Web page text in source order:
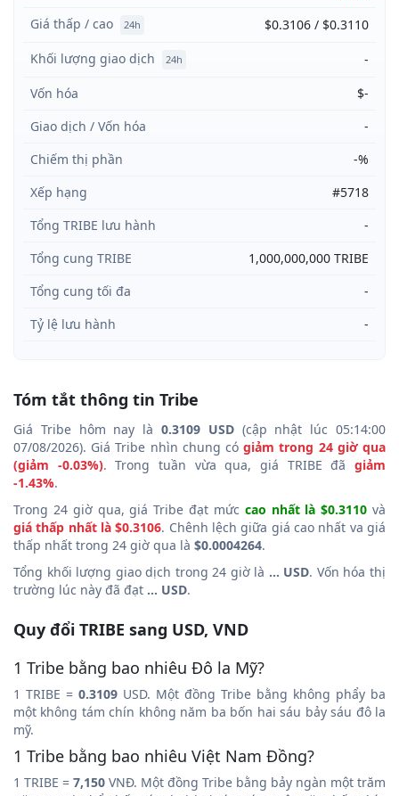
Giá thấp / cao 24h
$0.3106 / $0.3110
Khối lượng giao dịch
24h
-
Vốn hóa
$-
Giao dịch / Vốn hóa
-
Chiếm thị phần
-%
Xếp hạng
#5718
Tổng TRIBE lưu hành
-
Tổng cung TRIBE
1,000,000,000 TRIBE
Tổng cung tối đa
-
Tỷ lệ lưu hành
-
Tóm tắt thông tin Tribe
Giá Tribe hôm nay là 0.3109 USD(cập nhật lúc 05:14:00
07/08/2026). Giá Tribe nhìn chung cógiảm trong 24 giờ qua
(giảm -0.03%). Trong tuần vừa qua, giá TRIBE đãgiảm
-1.43%.
Trong 24 giờ qua, giá Tribe đạt mức cao nhất là $0.3110 và
giá thấp nhất là $0.3106. Chênh lệch giữa giá cao nhất va giá
thấp nhất trong 24 giờ qua là $0.0004264.
Tổng khối lượng giao dịch trong 24 giờ là ... USD. Vốn hóa thị
trường lúc này đã đạt ... USD.
Quy đổi TRIBE sang USD, VND
1 Tribe bằng bao nhiêu Đô la Mỹ?
1 TRIBE = 0.3109 USD. Một đồng Tribe bằng không phẩy ba
một không tám chín không năm ba bốn hai sáu bảy sáu đô la
mỹ.
1 Tribe bằng bao nhiêu Việt Nam Đồng?
1 TRIBE = 7,150 VNĐ. Một đồng Tribe bằng bảy ngàn một trăm